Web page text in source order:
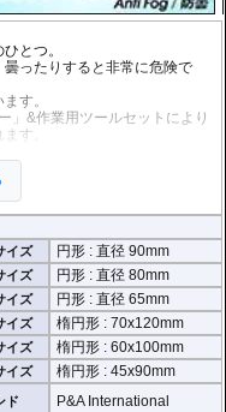
とつ。
ったりすると非常に危険で
す。
」&作業用ツールセットにより
す。
から２日ほどで自然に気泡が
イズ 円形 : 直径 90mm
イズ 円形 : 直径 80mm
イズ 円形 : 直径 65mm
イズ 楕円形 : 70x120mm
イズ 楕円形 : 60x100mm
イズ 楕円形 : 45x90mm
ド P&A International